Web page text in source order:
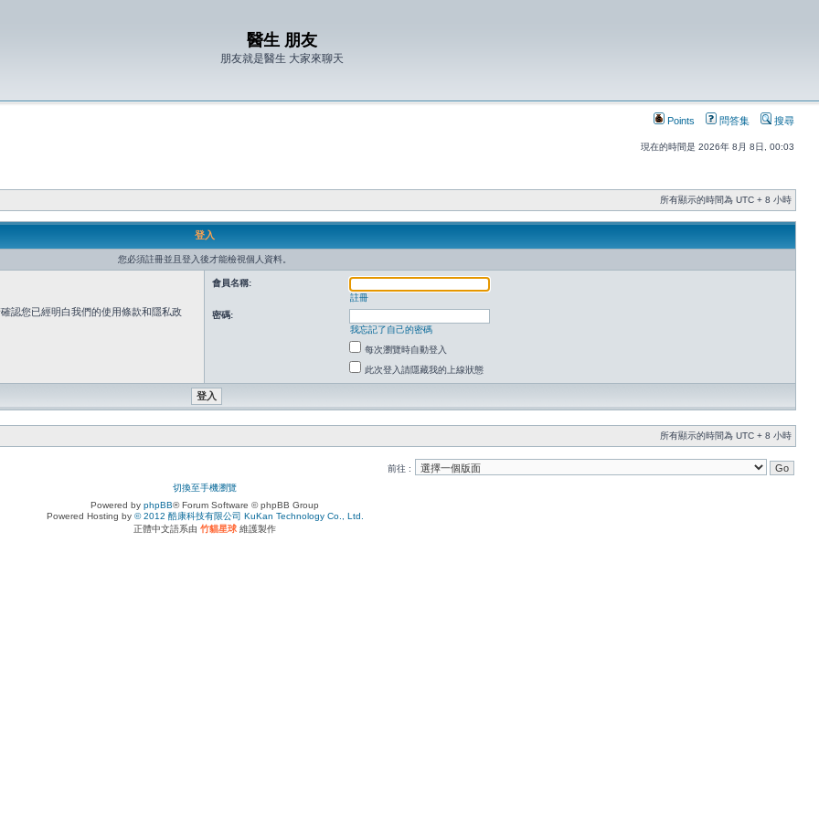
醫生 朋友
朋友就是醫生 大家來聊天
Points 問答集 搜尋
現在的時間是 2026年 8月 8日, 00:03
所有顯示的時間為 UTC + 8 小時
登入
您必須註冊並且登入後才能檢視個人資料。
認您已經明白我們的使用條款和隱私政
會員名稱:
註冊
密碼:
我忘記了自己的密碼
每次瀏覽時自動登入
此次登入請隱藏我的上線狀態
所有顯示的時間為 UTC + 8 小時
前往 :
切換至手機瀏覽
Powered by phpBB® Forum Software © phpBB Group
Powered Hosting by © 2012 酷康科技有限公司 KuKan Technology Co., Ltd.
正體中文語系由 竹貓星球 維護製作